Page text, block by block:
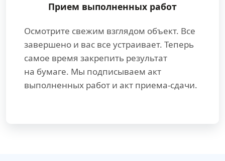
Прием выполненных работ
Осмотрите свежим взглядом объект. Все
завершено и вас все устраивает. Теперь
самое время закрепить результат
на бумаге. Мы подписываем акт
выполненных работ и акт приема-сдачи.